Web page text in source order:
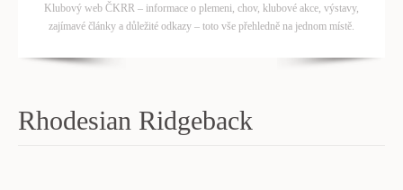
Klubový web ČKRR – informace o plemeni, chov, klubové akce, výstavy,
zajímavé články a důležité odkazy – toto vše přehledně na jednom místě.
Rhodesian Ridgeback